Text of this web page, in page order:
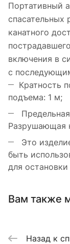
Портативный
спасательных
канатного
включения в
с
Кратность
подъема: 1 м;
Разрушающая
Это
быть
для остановки
Вам также
Назад к